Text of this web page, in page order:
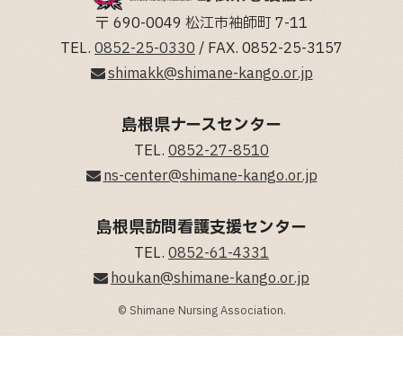
〒 690-0049 松江市袖師町 7-11
TEL. 0852-25-0330 / FAX. 0852-25-3157
shimakk@shimane-kango.or.jp
島根県ナースセンター
TEL. 0852-27-8510
ns-center@shimane-kango.or.jp
島根県訪問看護支援センター
TEL. 0852-61-4331
houkan@shimane-kango.or.jp
© Shimane Nursing Association.